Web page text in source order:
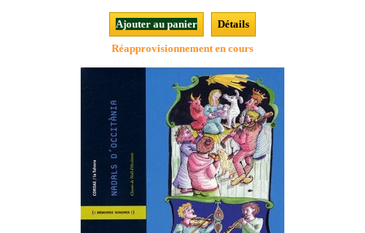
Ajouter au panier
Détails
Réapprovisionnement en cours